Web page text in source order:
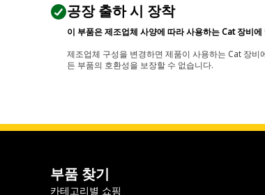
공장 출하 시 장착
이 부품은 제조업체 사양에 따라 사용하는 Cat 장비
제조업체 구성을 변경하면 제품이 사용하는 Cat 장
든 부품의 호환성을 보장할 수 없습니다.
부품 찾기
카테고리별 쇼핑